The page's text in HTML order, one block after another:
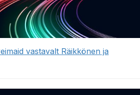
vastavalt Räikkönen ja